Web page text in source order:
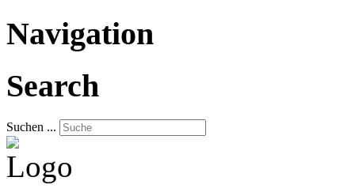
Navigation
Search
Suchen ...